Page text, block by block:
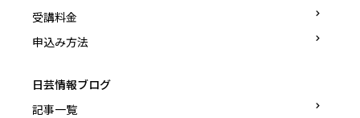
受講料金
申込み方法
日芸情報ブログ
記事一覧